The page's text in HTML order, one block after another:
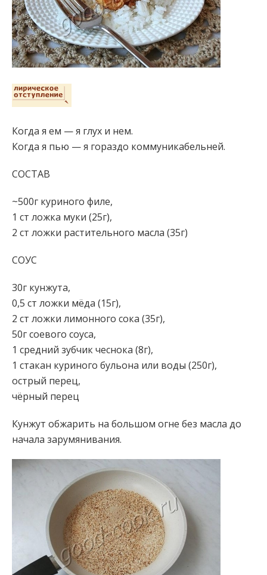
Когда я ем — я глух и нем.
Когда я пью — я гораздо коммуникабельней.
СОСТАВ
~500г куриного филе,
1 ст ложка муки (25г),
2 ст ложки растительного масла (35г)
СОУС
30г кунжута,
0,5 ст ложки мёда (15г),
2 ст ложки лимонного сока (35г),
50г соевого соуса,
1 средний зубчик чеснока (8г),
1 стакан куриного бульона или воды (250г),
острый перец,
чёрный перец
Кунжут обжарить на большом огне без масла до
начала зарумянивания.